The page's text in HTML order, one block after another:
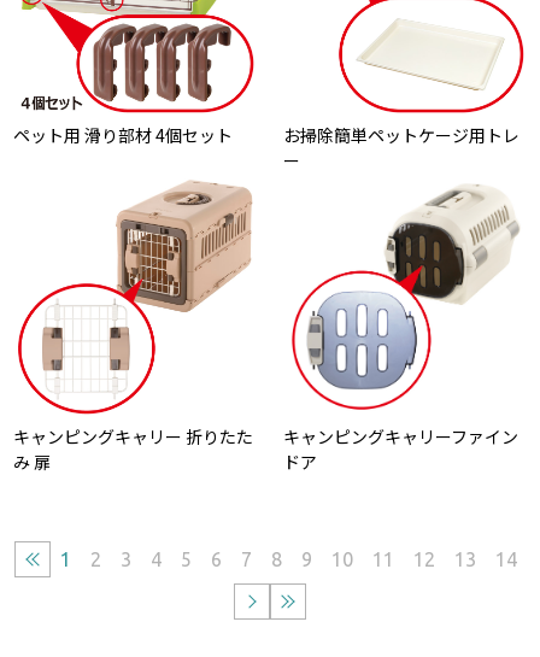
ペット用 滑り部材 4個セット
お掃除簡単ペットケージ用トレ
ー
キャンピングキャリー 折りたた
み 扉
キャンピングキャリーファイン
ドア
1 2 3 4 5 6 7 8 9 10 11 12 13 14